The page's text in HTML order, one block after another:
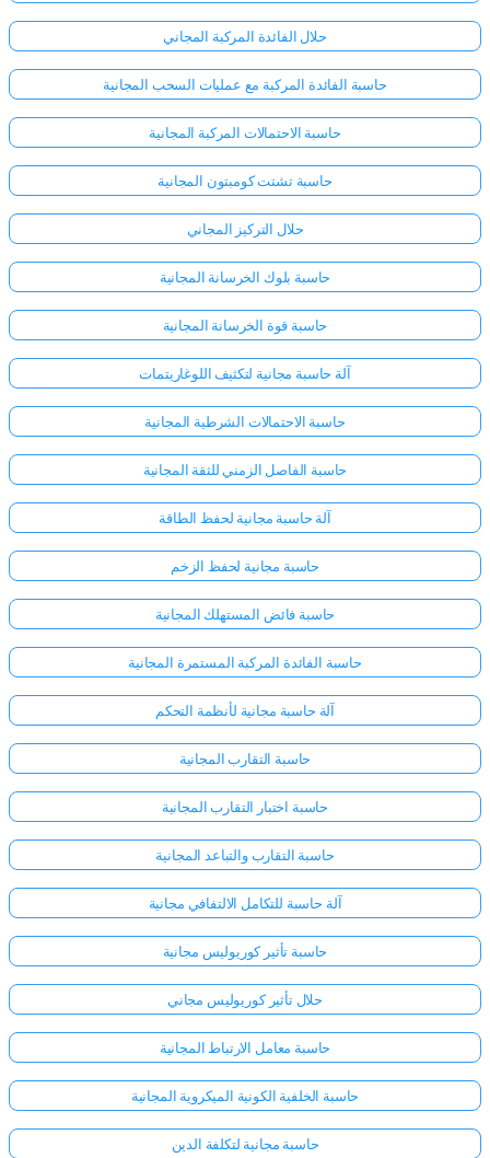
حلال الفائدة المركبة المجاني
حاسبة الفائدة المركبة مع عمليات السحب المجانية
حاسبة الاحتمالات المركبة المجانية
حاسبة تشتت كومبتون المجانية
حلال التركيز المجاني
حاسبة بلوك الخرسانة المجانية
حاسبة قوة الخرسانة المجانية
آلة حاسبة مجانية لتكثيف اللوغاريتمات
حاسبة الاحتمالات الشرطية المجانية
حاسبة الفاصل الزمني للثقة المجانية
آلة حاسبة مجانية لحفظ الطاقة
حاسبة مجانية لحفظ الزخم
حاسبة فائض المستهلك المجانية
حاسبة الفائدة المركبة المستمرة المجانية
آلة حاسبة مجانية لأنظمة التحكم
حاسبة التقارب المجانية
حاسبة اختبار التقارب المجانية
حاسبة التقارب والتباعد المجانية
آلة حاسبة للتكامل الالتفافي مجانية
حاسبة تأثير كوريوليس مجانية
حلال تأثير كوريوليس مجاني
حاسبة معامل الارتباط المجانية
حاسبة الخلفية الكونية الميكروية المجانية
حاسبة مجانية لتكلفة الدين